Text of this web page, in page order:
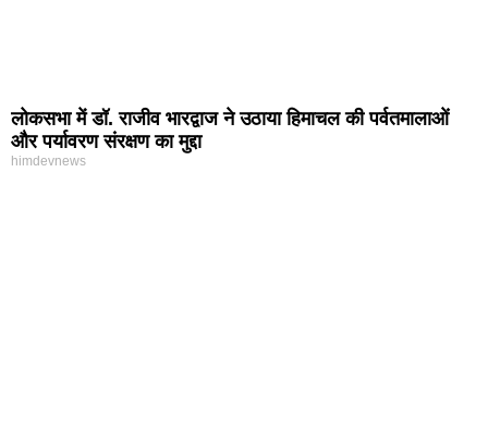
लोकसभा में डॉ. राजीव भारद्वाज ने उठाया हिमाचल की पर्वतमालाओं
और पर्यावरण संरक्षण का मुद्दा
himdevnews